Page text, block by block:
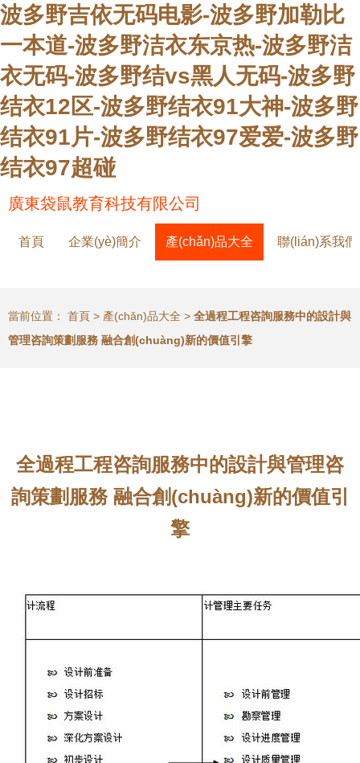
波多野吉依无码电影-波多野加勒比
一本道-波多野洁衣东京热-波多野洁
衣无码-波多野结vs黑人无码-波多野
结衣12区-波多野结衣91大神-波多野
结衣91片-波多野结衣97爱爱-波多野
结衣97超碰
廣東袋鼠教育科技有限公司
首頁 企業(yè)簡介 產(chǎn)品大全 聯(lián)系我們
當前位置： 首頁 > 產(chǎn)品大全 > 全過程工程咨詢服務中的設計與
管理咨詢策劃服務 融合創(chuàng)新的價值引擎
全過程工程咨詢服務中的設計與管理咨
詢策劃服務 融合創(chuàng)新的價值引
擎